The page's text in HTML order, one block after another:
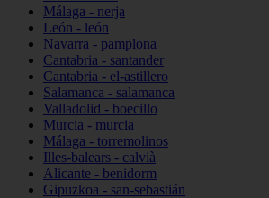
Málaga - nerja
León - león
Navarra - pamplona
Cantabria - santander
Cantabria - el-astillero
Salamanca - salamanca
Valladolid - boecillo
Murcia - murcia
Málaga - torremolinos
Illes-balears - calvià
Alicante - benidorm
Gipuzkoa - san-sebastián